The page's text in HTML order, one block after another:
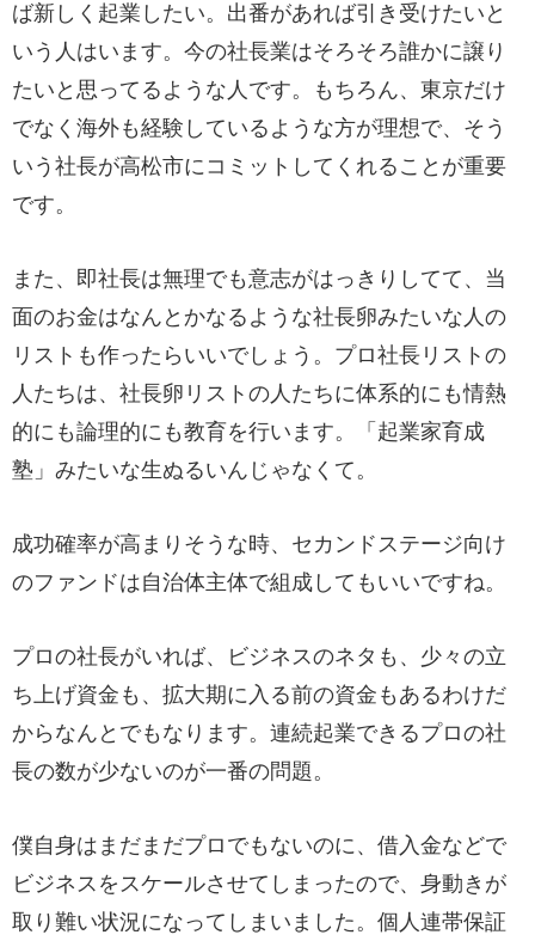
ば新しく起業したい。出番があれば引き受けたいと
いう人はいます。今の社長業はそろそろ誰かに譲り
たいと思ってるような人です。もちろん、東京だけ
でなく海外も経験しているような方が理想で、そう
いう社長が高松市にコミットしてくれることが重要
です。
また、即社長は無理でも意志がはっきりしてて、当
面のお金はなんとかなるような社長卵みたいな人の
リストも作ったらいいでしょう。プロ社長リストの
人たちは、社長卵リストの人たちに体系的にも情熱
的にも論理的にも教育を行います。「起業家育成
塾」みたいな生ぬるいんじゃなくて。
成功確率が高まりそうな時、セカンドステージ向け
のファンドは自治体主体で組成してもいいですね。
プロの社長がいれば、ビジネスのネタも、少々の立
ち上げ資金も、拡大期に入る前の資金もあるわけだ
からなんとでもなります。連続起業できるプロの社
長の数が少ないのが一番の問題。
僕自身はまだまだプロでもないのに、借入金などで
ビジネスをスケールさせてしまったので、身動きが
取り難い状況になってしまいました。個人連帯保証